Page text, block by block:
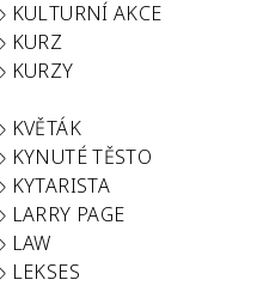
KULTURNÍ AKCE
KURZ
KURZY
KVĚTÁK
KYNUTÉ TĚSTO
KYTARISTA
LARRY PAGE
LAW
LEKSES